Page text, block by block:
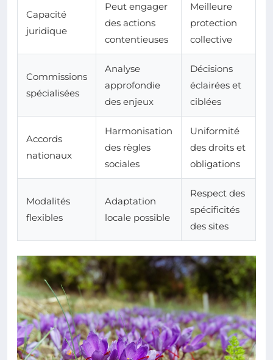
Capacité
juridique
Peut engager
des actions
contentieuses
Meilleure
protection
collective
Commissions
spécialisées
Analyse
approfondie
des enjeux
Décisions
éclairées et
ciblées
Accords
nationaux
Harmonisation
des règles
sociales
Uniformité
des droits et
obligations
Modalités
flexibles
Adaptation
locale possible
Respect des
spécificités
des sites